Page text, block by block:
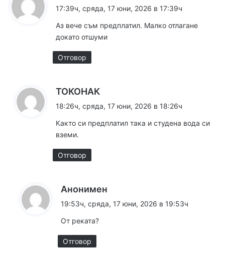
а
:
17:39ч, сряда, 17 юни, 2026 в 17:39ч
Аз вече съм предплатил. Малко отлагане
докато отшуми
Отговор
ТОКОНАК
а
18:26ч, сряда, 17 юни, 2026 в 18:26ч
Както си предплатил така и студена вода си
вземи.
Отговор
Анонимен
19:53ч, сряда, 17 юни, 2026 в 19:53ч
От реката?
Отговор